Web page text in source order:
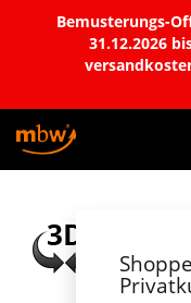
Bemusterungs-
31.12.2026